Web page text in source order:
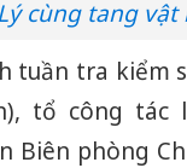
cùng tang
tuần tra kiểm
tổ công tác
Biên phòng